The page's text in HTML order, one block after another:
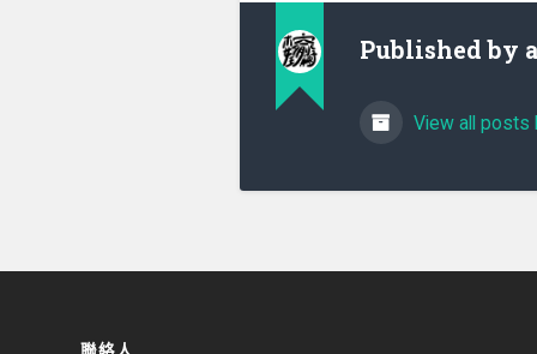
Published by
View all posts